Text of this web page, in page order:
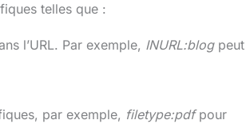
telles que :
l’URL. Par exemple, INURL:blogpeut
par exemple, filetype:pdfpour